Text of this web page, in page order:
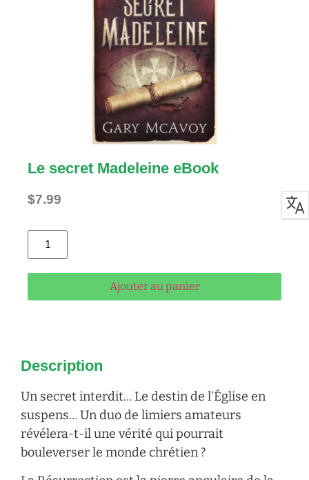
Le secret Madeleine eBook
$7.99
Ajouter au panier
Description
Un secret interdit… Le destin de l’Église en
suspens… Un duo de limiers amateurs
révélera-t-il une vérité qui pourrait
bouleverser le monde chrétien ?